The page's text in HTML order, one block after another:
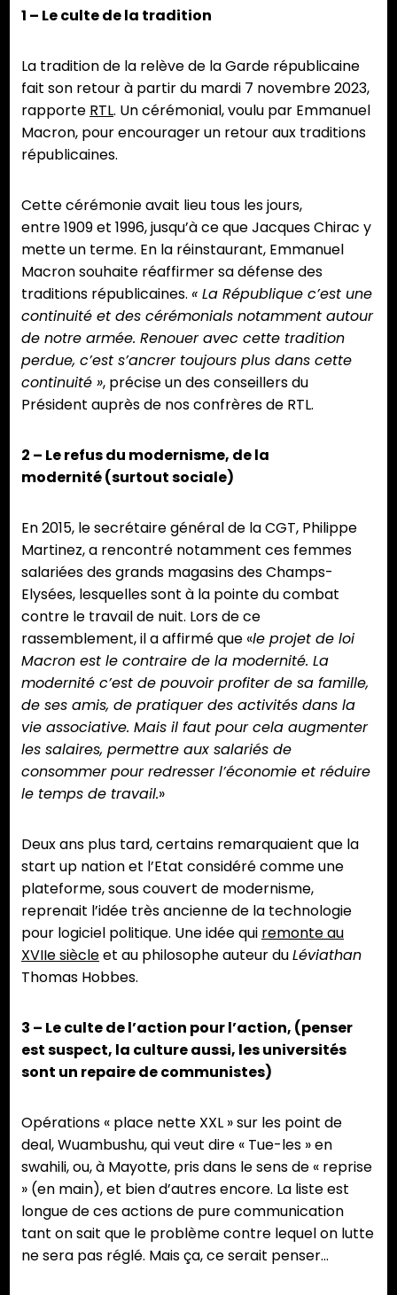
1 – Le culte de la tradition
La tradition de la relève de la Garde républicaine
fait son retour à partir du mardi 7 novembre 2023,
rapporte RTL. Un cérémonial, voulu par Emmanuel
Macron, pour encourager un retour aux traditions
républicaines.
Cette cérémonie avait lieu tous les jours,
entre 1909 et 1996, jusqu’à ce que Jacques Chirac y
mette un terme. En la réinstaurant, Emmanuel
Macron souhaite réaffirmer sa défense des
traditions républicaines. « La République c’est une
continuité et des cérémonials notamment autour
de notre armée. Renouer avec cette tradition
perdue, c’est s’ancrer toujours plus dans cette
continuité », précise un des conseillers du
Président auprès de nos confrères de RTL.
2 – Le refus du modernisme, de la
modernité (surtout sociale)
En 2015, le secrétaire général de la CGT, Philippe
Martinez, a rencontré notamment ces femmes
salariées des grands magasins des Champs-
Elysées, lesquelles sont à la pointe du combat
contre le travail de nuit. Lors de ce
rassemblement, il a affirmé que «le projet de loi
Macron est le contraire de la modernité. La
modernité c’est de pouvoir profiter de sa famille,
de ses amis, de pratiquer des activités dans la
vie associative. Mais il faut pour cela augmenter
les salaires, permettre aux salariés de
consommer pour redresser l’économie et réduire
le temps de travail.»
Deux ans plus tard, certains remarquaient que la
start up nation et l’Etat considéré comme une
plateforme, sous couvert de modernisme,
reprenait l’idée très ancienne de la technologie
pour logiciel politique. Une idée qui remonte au
XVIIe siècleet au philosophe auteur duLéviathan
Thomas Hobbes.
3 – Le culte de l’action pour l’action, (penser
est suspect, la culture aussi, les universités
sont un repaire de communistes)
Opérations « place nette XXL » sur les point de
deal, Wuambushu, qui veut dire « Tue-les » en
swahili, ou, à Mayotte, pris dans le sens de « reprise
» (en main), et bien d’autres encore. La liste est
longue de ces actions de pure communication
tant on sait que le problème contre lequel on lutte
ne sera pas réglé. Mais ça, ce serait penser…